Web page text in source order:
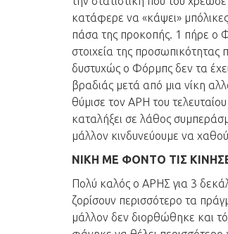
κατάφερε να «κάψει»
πάσα της προκοπής. 1 πήρε ο
στοιχεία της προσωπικότητας
δυστυχώς ο Φόρμπς δεν τα
βραδιάς μετά από μια νίκη
θύμισε τον ΑΡΗ του
καταλήξει σε λάθος
μάλλον κινδυνεύουμε να
ΝΙΚΗ ΜΕ ΦΟΝΤΟ ΤΙΣ
Πολύ καλός ο ΑΡΗΣ για 3
ζορίσουν περισσότερο τα
μάλλον δεν διορθώθηκε και